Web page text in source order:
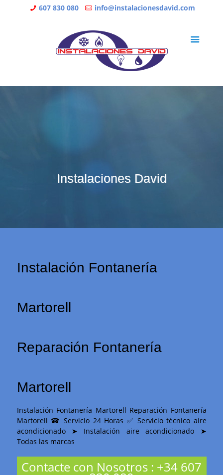
607 830 080 info@instalacionesdavid.com
Instalaciones David
Instalación Fontanería
Martorell
Reparación Fontanería
Martorell
Instalación Fontanería Martorell Reparación Fontanería
Martorell ☎ Servicio 24 Horas ✅ Servicio técnico aire
acondicionado ➤ Instalación aire acondicionado ➤
Todas las marcas
Contacte con Nosotros : +34 607